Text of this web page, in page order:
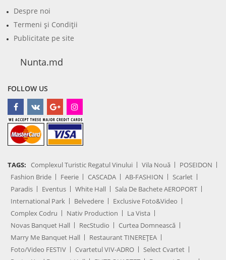
Despre noi
Termeni şi Condiţii
Publicitate pe site
Nunta.md
FOLLOW US
TAGS: Complexul Turistic Regatul Vinului Vila Nouă
POSEIDON
Fashion Bride
Feerie CASCADA AB-FASHION
Scarlet
Paradis
Eventus White Hall
Sala De Bachete AEROPORT
International Park
Belvedere
Exclusive Foto&Video
Complex Codru
Nativ Production
La Vista
Novas Banquet Hall
RecStudio
Curtea Domnească
Marry Me Banquet Hall
Restaurant TINEREȚEA
Foto/Video FESTIV
Cvartetul VIV-ADRO
Select Cvartet